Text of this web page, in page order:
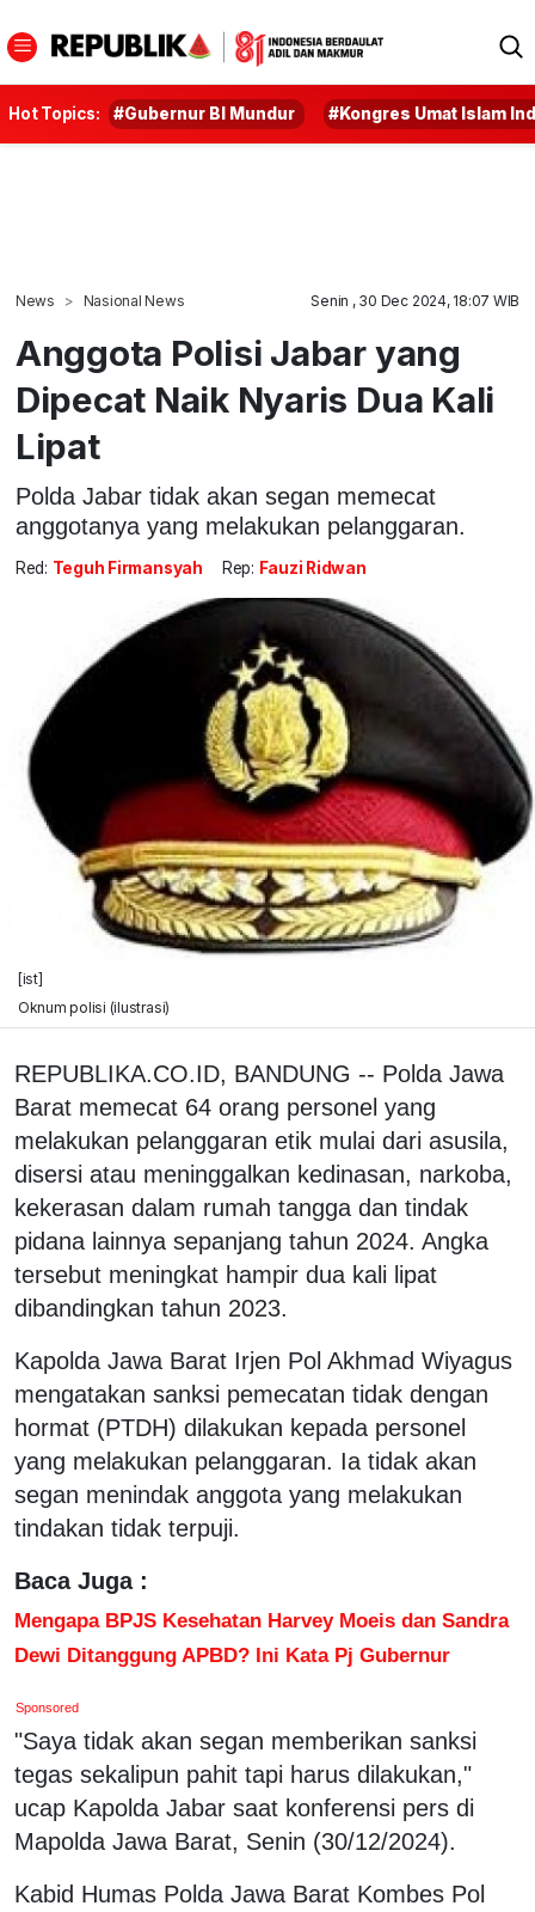
Hot Topics: #Gubernur BI Mundur #Kongres Umat Islam
News Nasional News Senin , 30 Dec 2024, 18:07 WIB
Anggota Polisi Jabar yang
Dipecat Naik Nyaris Dua Kali
Lipat
Polda Jabar tidak akan segan memecat
anggotanya yang melakukan pelanggaran.
Red: Teguh Firmansyah Rep: Fauzi Ridwan
[ist]
Oknum polisi (ilustrasi)
REPUBLIKA.CO.ID, BANDUNG -- Polda Jawa
Barat memecat 64 orang personel yang
melakukan pelanggaran etik mulai dari asusila,
disersi atau meninggalkan kedinasan, narkoba,
kekerasan dalam rumah tangga dan tindak
pidana lainnya sepanjang tahun 2024. Angka
tersebut meningkat hampir dua kali lipat
dibandingkan tahun 2023.
Kapolda Jawa Barat Irjen Pol Akhmad Wiyagus
mengatakan sanksi pemecatan tidak dengan
hormat (PTDH) dilakukan kepada personel
yang melakukan pelanggaran. Ia tidak akan
segan menindak anggota yang melakukan
tindakan tidak terpuji.
Baca Juga :
Mengapa BPJS Kesehatan Harvey Moeis dan Sandra
Dewi Ditanggung APBD? Ini Kata Pj Gubernur
Sponsored
"Saya tidak akan segan memberikan sanksi
tegas sekalipun pahit tapi harus dilakukan,"
ucap Kapolda Jabar saat konferensi pers di
Mapolda Jawa Barat, Senin (30/12/2024).
Kabid Humas Polda Jawa Barat Kombes Pol